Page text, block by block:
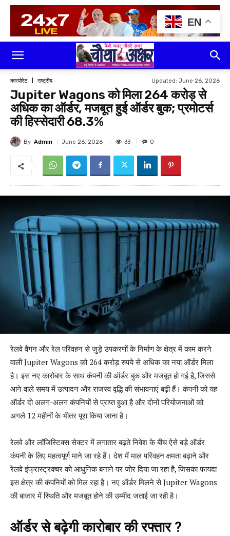
कारपोरेट राष्ट्रीय Updated: June 26, 2026
Jupiter Wagons को मिला ₹264 करोड़ से
अधिक का ऑर्डर, मजबूत हुई ऑर्डर बुक; प्रमोटर्स
की हिस्सेदारी 68.3%
By Admin June 26, 2026 33 0
रेलवे वैगन और रेल परिवहन से जुड़े उपकरणों के निर्माण के क्षेत्र में काम करने
वाली Jupiter Wagons को 264 करोड़ रुपये से अधिक का नया ऑर्डर मिला
है। इस नए कारोबार के साथ कंपनी की ऑर्डर बुक और मजबूत हो गई है, जिससे
आने वाले समय में उत्पादन और राजस्व वृद्धि की संभावनाएं बढ़ी हैं। कंपनी को यह
ऑर्डर दो अलग-अलग कंपनियों से प्राप्त हुआ है और दोनों परियोजनाओं को
अगले 12 महीनों के भीतर पूरा किया जाना है।
रेलवे और लॉजिस्टिक्स सेक्टर में लगातार बढ़ते निवेश के बीच ऐसे बड़े ऑर्डर
कंपनी के लिए महत्वपूर्ण माने जा रहे हैं। देश में माल परिवहन क्षमता बढ़ाने और
रेलवे इंफ्रास्ट्रक्चर को आधुनिक बनाने पर जोर दिया जा रहा है, जिसका फायदा
इस क्षेत्र की कंपनियों को मिल रहा है। नए ऑर्डर मिलने से Jupiter Wagons
की बाजार में स्थिति और मजबूत होने की उम्मीद जताई जा रही है।
ऑर्डर से बढ़ेगी कारोबार की रफ्तार ?
EN